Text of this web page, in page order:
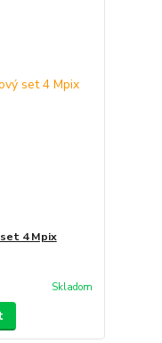
4 Mpix
Skladom